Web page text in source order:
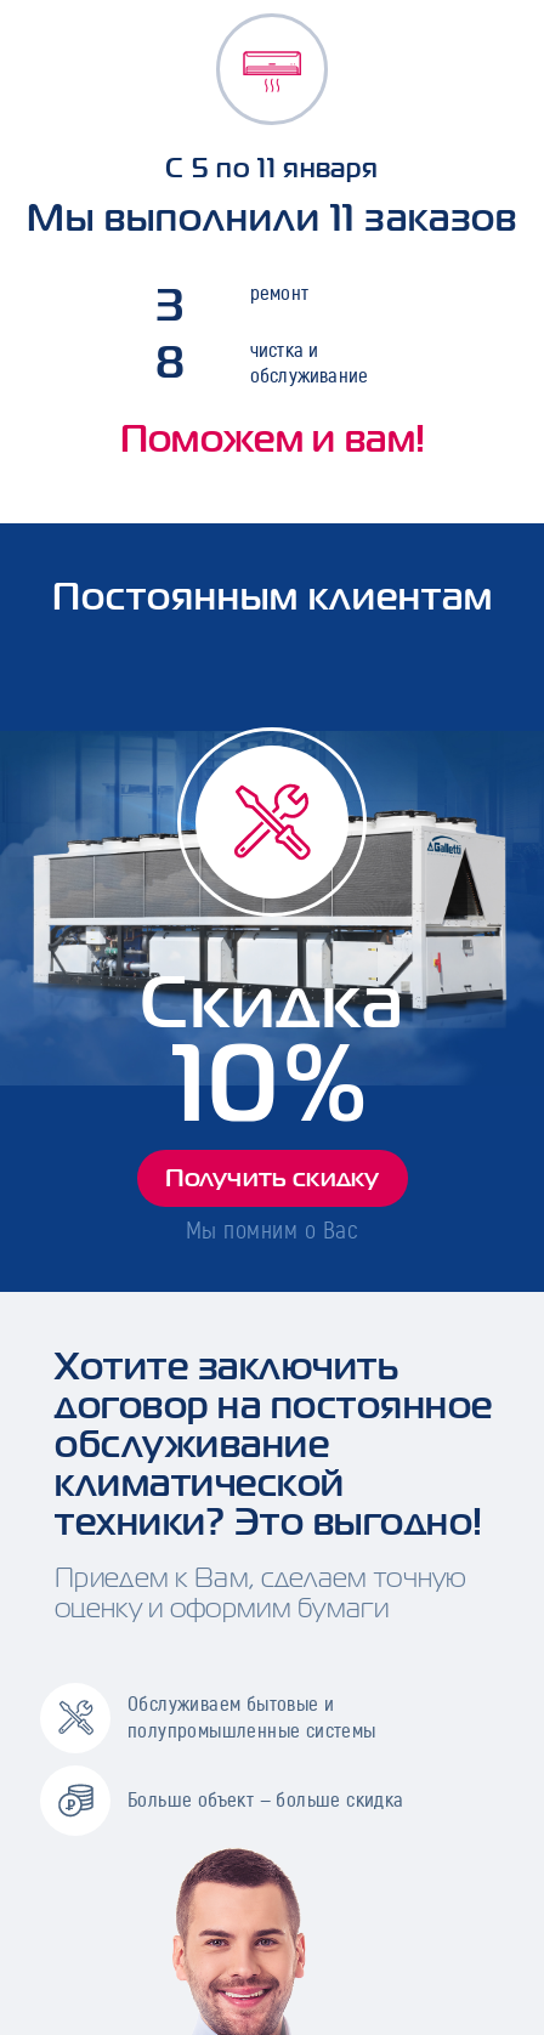
С 5 по 11 января
Мы выполнили 11 заказов
3 ремонт
8
чистка и
обслуживание
Поможем и вам!
Постоянным клиентам
Мы помним о Вас
Скидка
10%
Получить скидку
Хотите заключить
договор на постоянное
обслуживание
климатической
техники? Это выгодно!
Приедем к Вам, сделаем точную
оценку и оформим бумаги
Обслуживаем бытовые и
полупромышленные системы
Больше объект — больше скидка